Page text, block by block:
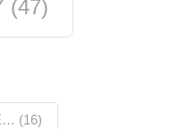
(47)
(16)